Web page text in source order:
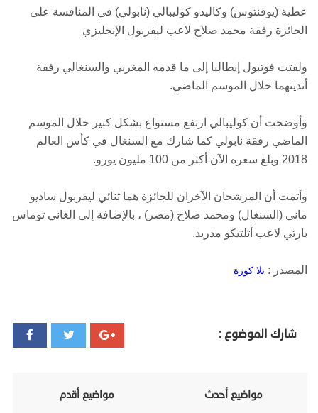
عطية (يوفنتوس) وكاليدو كوليبالي (نابولي) في المنافسة على
الجائزة رفقة محمد صلاح لاعب ليفربول الإنجليزي
ولفتت فوتبول إيطاليا إلى ما قدمه المغربي والسنغالي رفقة
أنديتهما خلال الموسم الماضي.
وأوضحت أن كوليبالي ارتفع مستواع بشكل كبير خلال الموسم
الماضي رفقة نابولي كما شارك مع السنغال في كأس العالم
2018 وبلغ سعره الآن أكثر من 100 مليون يورو.
وأتمت أن المرشحان الآخران للجائزة هما ثنائي ليفربول ساديو
ماني (السنغال) ومحمد صلاح (مصر) ، بالإضافة إلى الغاني توماس
بارتي لاعب أتلتيكو مدريد.
المصدر : يلا كورة
شارك الموضوع :
مواضيع أحدث مواضيع أقدم